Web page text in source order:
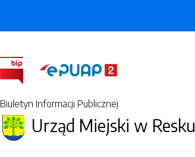
Biuletyn Informacji Publicznej
Urząd Miejski w Resku